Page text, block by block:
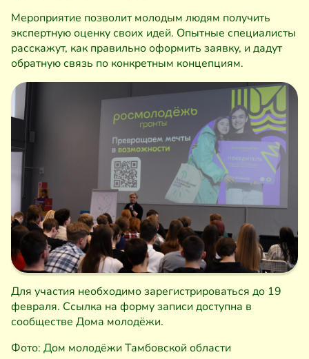
Мероприятие позволит молодым людям получить
экспертную оценку своих идей. Опытные специалисты
расскажут, как правильно оформить заявку, и дадут
обратную связь по конкретным концепциям.
Для участия необходимо зарегистрироваться до 19
февраля. Ссылка на форму записи доступна в
сообществе Дома молодёжи.
Фото: Дом молодёжи Тамбовской области